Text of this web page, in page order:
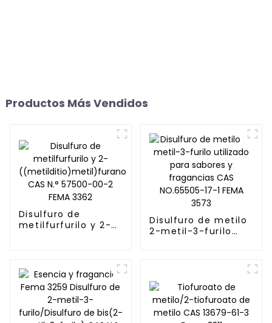
Productos Más Vendidos
Disulfuro de
metilfurfurilo y 2-
((metilditio)metil)furano
Disulfuro de metilo
2-metil-3-furilo
NO.65505-17-1 FEMA
3573